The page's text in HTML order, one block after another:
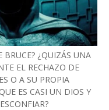
BRUCE? ¿QUIZÁS UNA
EL RECHAZO DE
O A SU PROPIA
ES CASI UN DIOS Y